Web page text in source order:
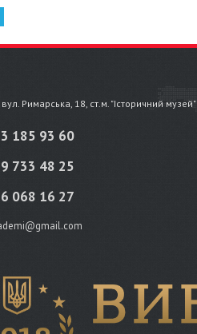
вул. Римарська, 18, ст.м. "Історичний музей"
185 93 60
733 48 25
068 16 27